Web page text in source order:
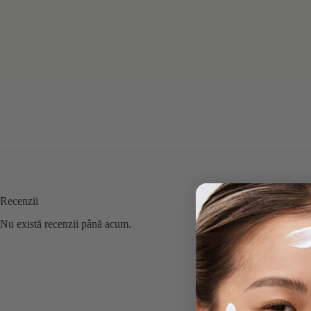
Recenzii
Nu există recenzii până acum.